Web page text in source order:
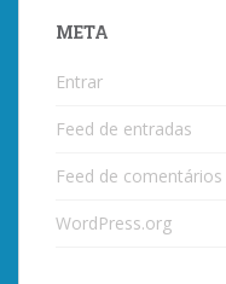
META
Entrar
Feed de entradas
Feed de comentários
WordPress.org